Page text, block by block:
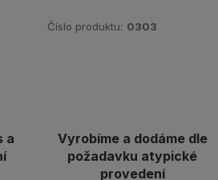
Číslo produktu: 0303
a
Vyrobíme a dodáme dle
požadavku atypické
provedení